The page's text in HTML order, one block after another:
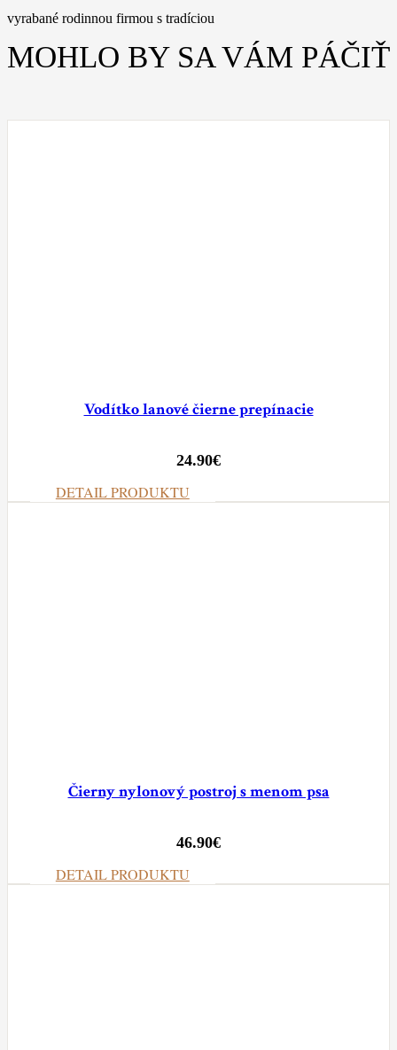
vyrabané rodinnou firmou s tradíciou
MOHLO BY SA VÁM PÁČIŤ
Vodítko lanové čierne prepínacie
24.90€
DETAIL PRODUKTU
Čierny nylonový postroj s menom psa
46.90€
DETAIL PRODUKTU